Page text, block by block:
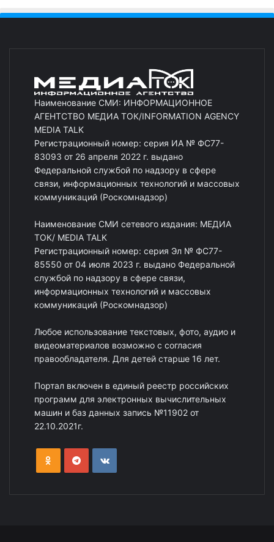
Наименование СМИ: ИНФОРМАЦИОННОЕ
АГЕНТСТВО МЕДИА ТОК/INFORMATION AGENCY
MEDIA TALK
Регистрационный номер: серия ИА № ФС77-
83093 от 26 апреля 2022 г. выдано
Федеральной службой по надзору в сфере
связи, информационных технологий и массовых
коммуникаций (Роскомнадзор)
Наименование СМИ сетевого издания: МЕДИА
ТОК/ MEDIA TALK
Регистрационный номер: серия Эл № ФС77-
85550 от 04 июля 2023 г. выдано Федеральной
службой по надзору в сфере связи,
информационных технологий и массовых
коммуникаций (Роскомнадзор)
Любое использование текстовых, фото, аудио и
видеоматериалов возможно с согласия
правообладателя. Для детей старше 16 лет.
Портал включен в единый реестр российских
программ для электронных вычислительных
машин и баз данных запись №11902 от
22.10.2021г.